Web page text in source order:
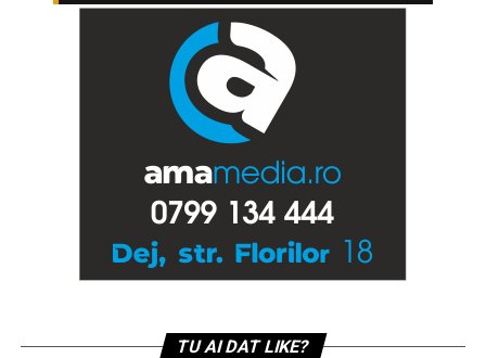
TU AI DAT LIKE?